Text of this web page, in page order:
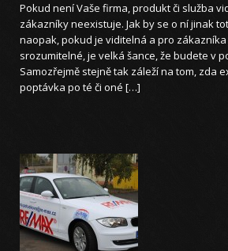
Pokud není Vaše firma, produkt či služba
zákazníky neexistuje. Jak by se o ní jinak
naopak, pokud je viditelná a pro
srozumitelné, je velká šance, že budete v
Samozřejmě stejně tak záleží na tom, zda
poptávka po té či oné […]